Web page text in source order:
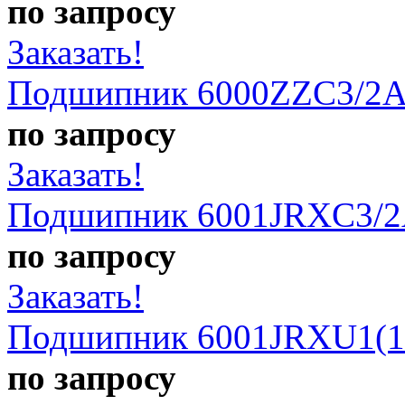
по запросу
Заказать!
Подшипник 6000ZZC3/
по запросу
Заказать!
Подшипник 6001JRXC3/
по запросу
Заказать!
Подшипник
по запросу